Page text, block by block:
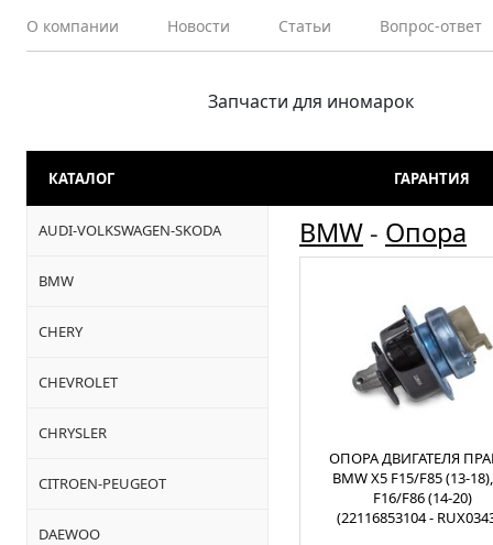
О компании Новости Статьи Вопрос-ответ
Запчасти для иномарок
КАТАЛОГ ГАРАНТИЯ
AUDI-VOLKSWAGEN-SKODA
BMW
CHERY
CHEVROLET
CHRYSLER
CITROEN-PEUGEOT
DAEWOO
BMW - Опора
ОПОРА ДВИГАТЕЛЯ
BMW X5 F15/F85 (13-
F16/F86 (14-20)
(22116853104 -